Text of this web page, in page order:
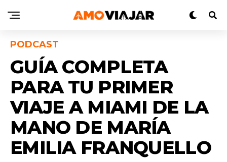
PODCAST
GUÍA COMPLETA
PARA TU PRIMER
VIAJE A MIAMI DE LA
MANO DE MARÍA
EMILIA FRANQUELLO